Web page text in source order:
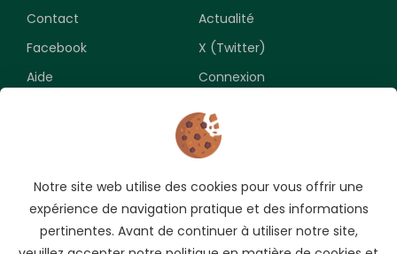
Contact
Actualité
Facebook
X (Twitter)
Aide
Connexion
Souscrivez pour recevoir les meilleures opportunités.
Notre site web utilise des cookies pour vous offrir une
expérience de navigation pratique et des informations
pertinentes. Avant de continuer à utiliser notre site,